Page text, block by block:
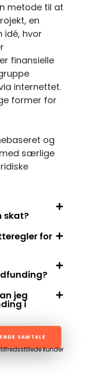
metode til at
en
idé, hvor
finansielle
internettet.
former for
og
særlige
skat?
for
jeg
i
SAMTALE
kunder